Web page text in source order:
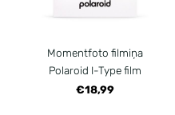
Momentfoto filmiņa
Polaroid I-Type film
€18,99